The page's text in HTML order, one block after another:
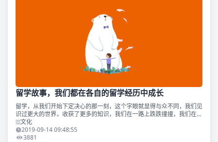
留学故事，我们都在各自的留学经历中成长
留学，从我们开始下定决心的那一刻，这个字眼就显得与众不同，我们见
识过更大的世界，收获了更多的知识，我们在一路上跌跌撞撞，我们在孤
独跌倒彷徨，一切的经历造就了我们今天的独立与坚强。 今天为大家带
来三个留学生的故事。
文化
2019-09-14 09:48:55
3881